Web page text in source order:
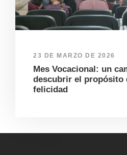
23 DE MARZO DE 2026
Mes Vocacional: un
descubrir el propósito
felicidad